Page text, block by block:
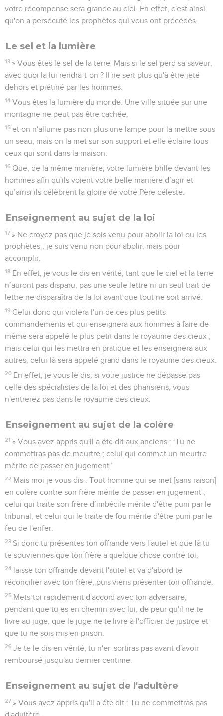
votre récompense sera grande au ciel. En effet, c'est ainsi
qu'on a persécuté les prophètes qui vous ont précédés.
Le sel et la lumière
13 » Vous êtes le sel de la terre. Mais si le sel perd sa saveur,
avec quoi la lui rendra-t-on ? Il ne sert plus qu'à être jeté
dehors et piétiné par les hommes.
14 Vous êtes la lumière du monde. Une ville située sur une
montagne ne peut pas être cachée,
15 et on n'allume pas non plus une lampe pour la mettre sous
un seau, mais on la met sur son support et elle éclaire tous
ceux qui sont dans la maison.
16 Que, de la même manière, votre lumière brille devant les
hommes afin qu'ils voient votre belle manière d’agir et
qu’ainsi ils célèbrent la gloire de votre Père céleste.
Enseignement au sujet de la loi
17 » Ne croyez pas que je sois venu pour abolir la loi ou les
prophètes ; je suis venu non pour abolir, mais pour
accomplir.
18 En effet, je vous le dis en vérité, tant que le ciel et la terre
n’auront pas disparu, pas une seule lettre ni un seul trait de
lettre ne disparaîtra de la loi avant que tout ne soit arrivé.
19 Celui donc qui violera l'un de ces plus petits
commandements et qui enseignera aux hommes à faire de
même sera appelé le plus petit dans le royaume des cieux ;
mais celui qui les mettra en pratique et les enseignera aux
autres, celui-là sera appelé grand dans le royaume des cieux.
20 En effet, je vous le dis, si votre justice ne dépasse pas
celle des spécialistes de la loi et des pharisiens, vous
n'entrerez pas dans le royaume des cieux.
Enseignement au sujet de la colère
21 » Vous avez appris qu'il a été dit aux anciens : ‘Tu ne
commettras pas de meurtre ; celui qui commet un meurtre
mérite de passer en jugement.’
22 Mais moi je vous dis : Tout homme qui se met [sans raison]
en colère contre son frère mérite de passer en jugement ;
celui qui traite son frère d’imbécile mérite d'être puni par le
tribunal, et celui qui le traite de fou mérite d'être puni par le
feu de l'enfer.
23 Si donc tu présentes ton offrande vers l'autel et que là tu
te souviennes que ton frère a quelque chose contre toi,
24 laisse ton offrande devant l'autel et va d'abord te
réconcilier avec ton frère, puis viens présenter ton offrande.
25 Mets-toi rapidement d'accord avec ton adversaire,
pendant que tu es en chemin avec lui, de peur qu'il ne te
livre au juge, que le juge ne te livre à l'officier de justice et
que tu ne sois mis en prison.
26 Je te le dis en vérité, tu n'en sortiras pas avant d'avoir
remboursé jusqu'au dernier centime.
Enseignement au sujet de l'adultère
27 » Vous avez appris qu'il a été dit : Tu ne commettras pas
d'adultère.